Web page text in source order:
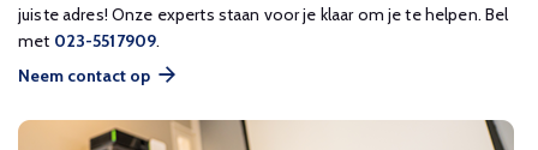
juiste adres! Onze experts staan voor je klaar om je te helpen. Bel
met 023-5517909.
Neem contact op